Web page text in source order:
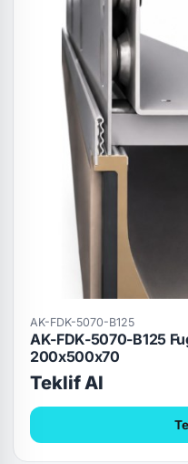
AK-FDK-5070-B125
AK-FDK-5070-B125
200x500x70
Teklif Al